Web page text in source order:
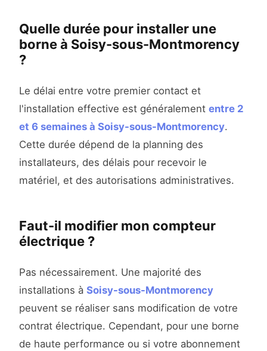
Quelle durée pour installer une
borne à Soisy-sous-Montmorency
?
Le délai entre votre premier contact et
l'installation effective est généralement entre 2
et 6 semaines à Soisy-sous-Montmorency.
Cette durée dépend de la planning des
installateurs, des délais pour recevoir le
matériel, et des autorisations administratives.
Faut-il modifier mon compteur
électrique ?
Pas nécessairement. Une majorité des
installations à Soisy-sous-Montmorency
peuvent se réaliser sans modification de votre
contrat électrique. Cependant, pour une borne
de haute performance ou si votre abonnement